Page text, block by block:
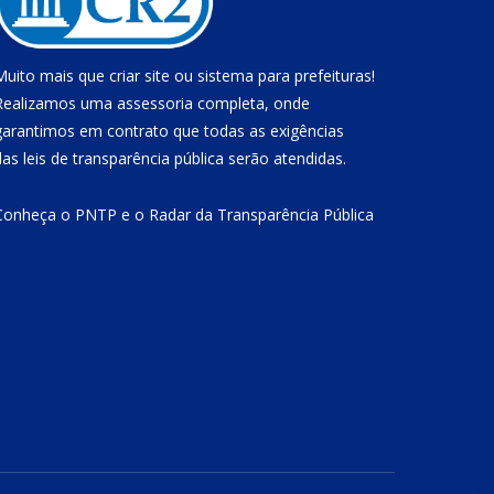
mais que criar site ou sistema para prefeituras!
uma assessoria completa, onde
em contrato que todas as exigências
leis de transparência pública serão atendidas.
o PNTP e o Radar da Transparência Pública